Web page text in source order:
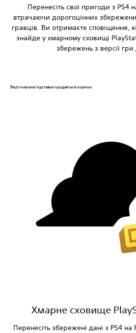
Перенесіть свої пригоди з PS4
втрачаючи дорогоцінних
гравців. Ви отримаєте сповіщення,
знайде у хмарному сховищі
збережень з версії гри
Вертикальна підставка продається окремо
Хмарне сховище
Перенесіть збережені дані з PS4